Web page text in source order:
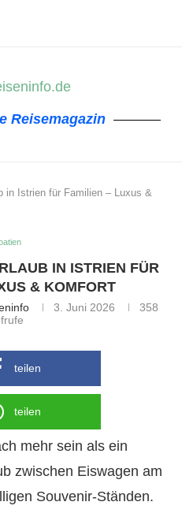
Reisemagazin
in Istrien für Familien – Luxus &
IN ISTRIEN FÜR
& KOMFORT
3. Juni 2026
358
teilen
teilen
mehr sein als ein
zwischen Eiswagen am
Souvenir-Ständen.